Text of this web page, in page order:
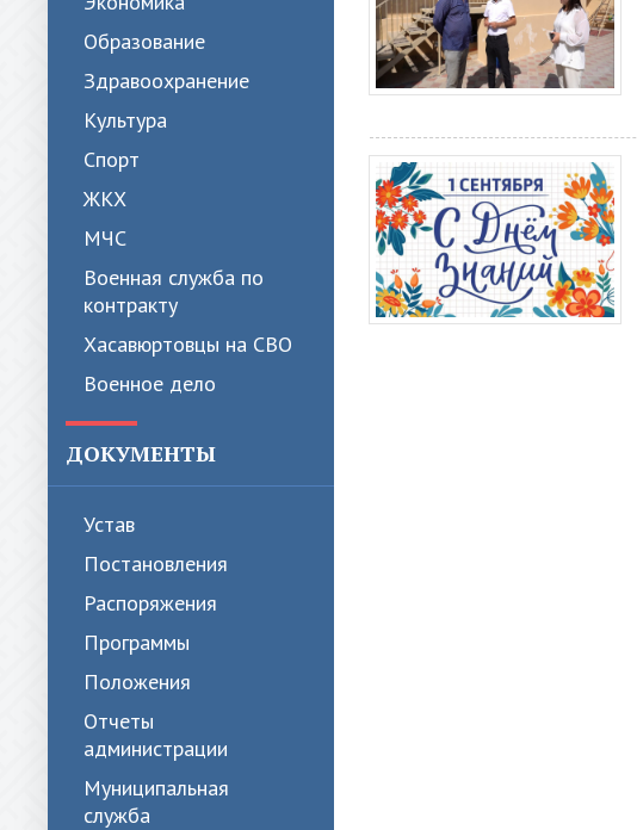
Образование
Здравоохранение
Культура
Спорт
ЖКХ
МЧС
Военная служба по
контракту
Хасавюртовцы на СВО
Военное дело
ДОКУМЕНТЫ
Устав
Постановления
Распоряжения
Программы
Положения
Отчеты
администрации
Муниципальная
служба